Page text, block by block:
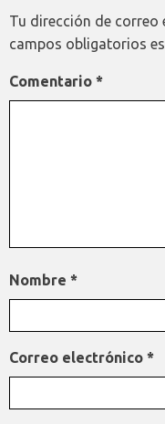
Tu dirección de correo
campos obligatorios
Comentario *
Nombre *
Correo electrónico *